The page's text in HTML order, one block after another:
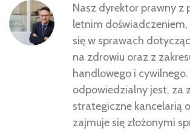
Nasz dyrektor prawny z
letnim doświadczeniem,
się w sprawach
na zdrowiu oraz z
handlowego i cywilnego.
odpowiedzialny jest, za
strategiczne kancelarią
zajmuje się złożonymi